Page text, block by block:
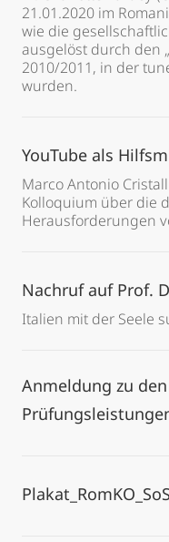
21.01.2020 im
wie die
ausgelöst durch den
2010/2011, in der
wurden.
YouTube als
Marco Antonio
Kolloquium über die
Herausforderungen
Nachruf auf Prof.
Italien mit der Seele
Anmeldung zu